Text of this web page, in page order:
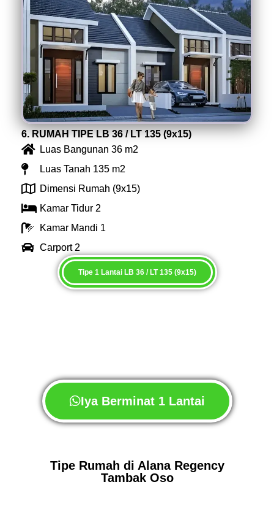
6. RUMAH TIPE LB 36 / LT 135 (9x15)
Luas Bangunan 36 m2
Luas Tanah 135 m2
Dimensi Rumah (9x15)
Kamar Tidur 2
Kamar Mandi 1
Carport 2
Tipe 1 Lantai LB 36 / LT 135 (9x15)
Iya Berminat 1 Lantai
Tipe Rumah di Alana Regency
Tambak Oso